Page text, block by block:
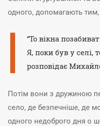
одного, допомагають тим,
“То вікна
Я, поки був у селі,
розповідає
Потім вони з дружиною
село, де безпечніше, де
одного недоброго дня о